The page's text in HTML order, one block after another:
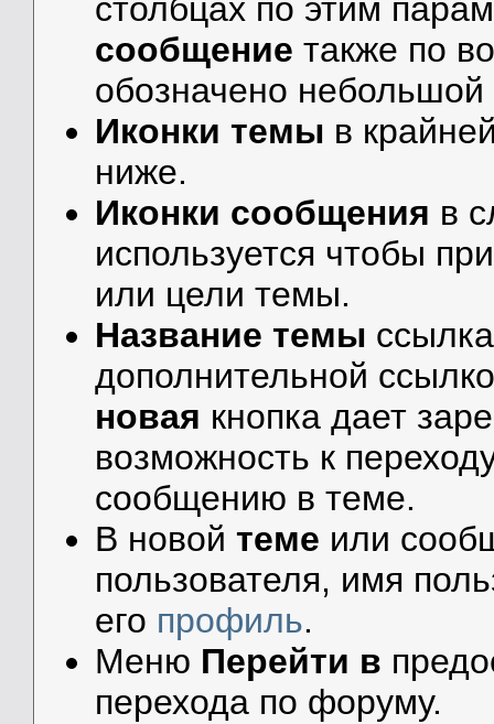
столбцах по этим
сообщение также по
обозначено небольшой
Иконки темы в
ниже.
Иконки сообщения в
используется чтобы
или цели темы.
Название темы
дополнительной
новая кнопка дает
возможность к
сообщению в теме.
В новой теме или
пользователя, имя
его профиль.
Меню Перейти в
перехода по форуму.